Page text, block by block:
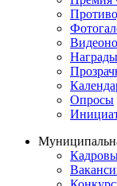
Награды
Опросы